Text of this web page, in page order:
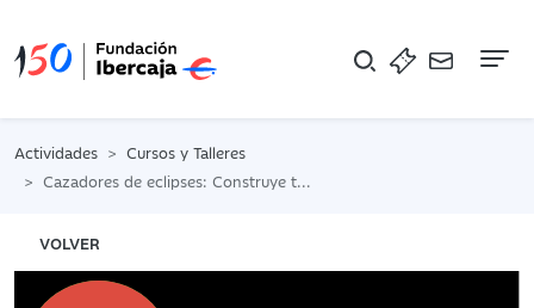
Actividades
Cursos y Talleres
Cazadores de eclipses: Construye tu cámara secreta del Sol
VOLVER